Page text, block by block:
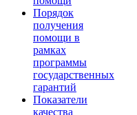
Порядок
получения
помощи в
рамках
программы
государственных
гарантий
Показатели
качества